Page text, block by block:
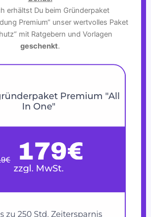
erhältst Du beim Gründerpaket
Premium“ unser wertvolles Paket
mit Ratgebern und Vorlagen
geschenkt.